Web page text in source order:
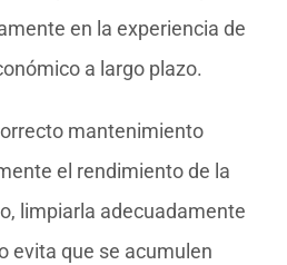
en la experiencia de
a largo plazo.
mantenimiento
el rendimiento de la
limpiarla adecuadamente
evita que se acumulen